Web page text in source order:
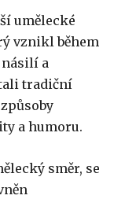
umělecké
vznikl během
násilí a
tradiční
a humoru.
směr, se